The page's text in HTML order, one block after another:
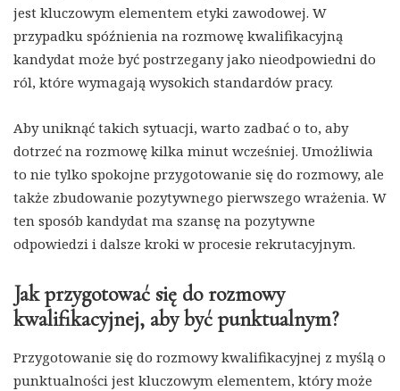
jest kluczowym elementem etyki zawodowej. W
przypadku spóźnienia na rozmowę kwalifikacyjną
kandydat może być postrzegany jako nieodpowiedni do
ról, które wymagają wysokich standardów pracy.
Aby uniknąć takich sytuacji, warto zadbać o to, aby
dotrzeć na rozmowę kilka minut wcześniej. Umożliwia
to nie tylko spokojne przygotowanie się do rozmowy, ale
także zbudowanie pozytywnego pierwszego wrażenia. W
ten sposób kandydat ma szansę na pozytywne
odpowiedzi i dalsze kroki w procesie rekrutacyjnym.
Jak przygotować się do rozmowy
kwalifikacyjnej, aby być punktualnym?
Przygotowanie się do rozmowy kwalifikacyjnej z myślą o
punktualności jest kluczowym elementem, który może